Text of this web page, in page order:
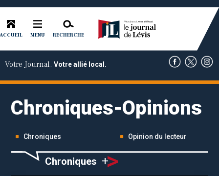
ACCUEIL MENU RECHERCHE
Votre Journal. Votre allié local.
Chroniques-Opinions
Chroniques Opinion du lecteur
Chroniques +>